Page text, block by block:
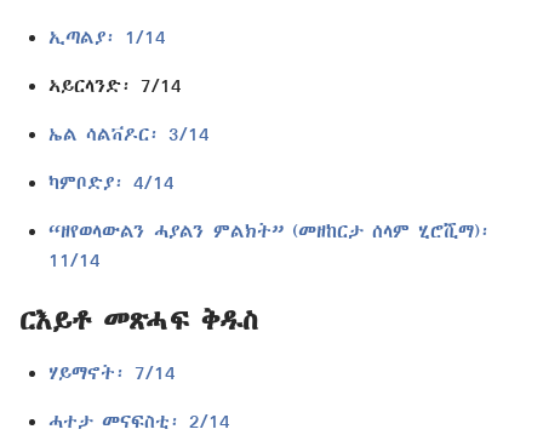
ኢጣልያ፡ 1/14
ኣይርላንድ፡ 7/14
ኤል ሳልቫዶር፡ 3/14
ካምቦድያ፡ 4/14
“ዘየወላውልን ሓያልን ምልክት” (መዘከርታ ሰላም ሂሮሺማ)፡
11/14
ርእይቶ መጽሓፍ ቅዱስ
ሃይማኖት፡ 7/14
ሓተታ መናፍስቲ፡ 2/14